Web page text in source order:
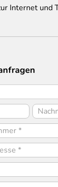
Internet und